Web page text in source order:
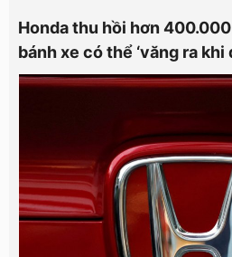
Honda thu hồi hơn
bánh xe có thể ‘văng ra khi